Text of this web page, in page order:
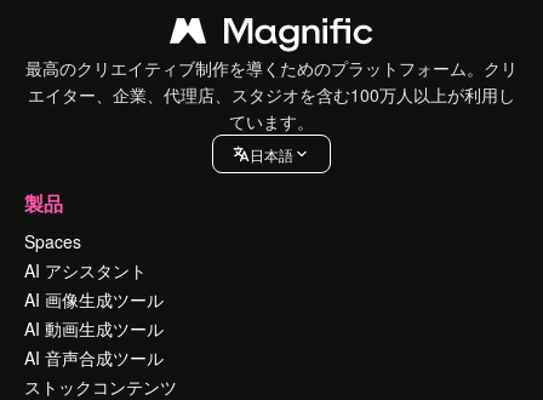
最高のクリエイティブ制作を導くためのプラットフォーム。クリ
エイター、企業、代理店、スタジオを含む100万人以上が利用し
ています。
日本語
製品
Spaces
AI アシスタント
AI 画像生成ツール
AI 動画生成ツール
AI 音声合成ツール
ストックコンテンツ